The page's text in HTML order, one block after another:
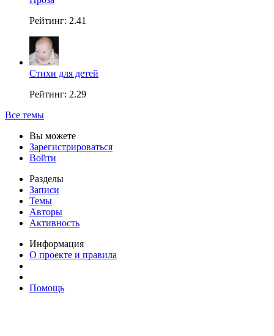
Рейтинг: 2.41
Стихи для детей
Рейтинг: 2.29
Все темы
Вы можете
Зарегистрироваться
Войти
Разделы
Записи
Темы
Авторы
Активность
Информация
О проекте и правила
Помощь